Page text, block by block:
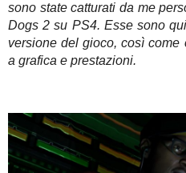
sono state catturati da me
Dogs 2 su PS4. Esse sono
versione del gioco, così
a grafica e prestazioni.